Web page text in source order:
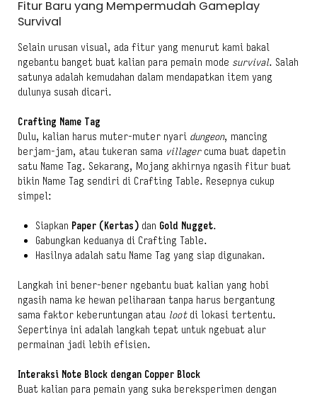
Fitur Baru yang Mempermudah Gameplay
Survival
Selain urusan visual, ada fitur yang menurut kami bakal
ngebantu banget buat kalian para pemain mode survival. Salah
satunya adalah kemudahan dalam mendapatkan item yang
dulunya susah dicari.
Crafting Name Tag
Dulu, kalian harus muter-muter nyari dungeon, mancing
berjam-jam, atau tukeran sama villagercuma buat dapetin
satu Name Tag. Sekarang, Mojang akhirnya ngasih fitur buat
bikin Name Tag sendiri di Crafting Table. Resepnya cukup
simpel:
Siapkan Paper (Kertas) dan Gold Nugget.
Gabungkan keduanya di Crafting Table.
Hasilnya adalah satu Name Tag yang siap digunakan.
Langkah ini bener-bener ngebantu buat kalian yang hobi
ngasih nama ke hewan peliharaan tanpa harus bergantung
sama faktor keberuntungan atau lootdi lokasi tertentu.
Sepertinya ini adalah langkah tepat untuk ngebuat alur
permainan jadi lebih efisien.
Interaksi Note Block dengan Copper Block
Buat kalian para pemain yang suka bereksperimen dengan